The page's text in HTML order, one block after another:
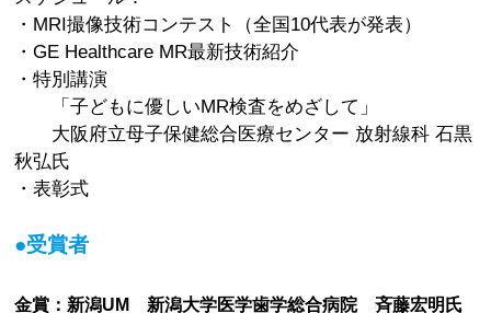
・MRI撮像技術コンテスト（全国10代表が発表）
・GE Healthcare MR最新技術紹介
・特別講演
「子どもに優しいMR検査をめざして」
大阪府立母子保健総合医療センター 放射線科 石黒
秋弘氏
・表彰式
●受賞者
金賞：新潟UM 新潟大学医学歯学総合病院 斉藤宏明氏